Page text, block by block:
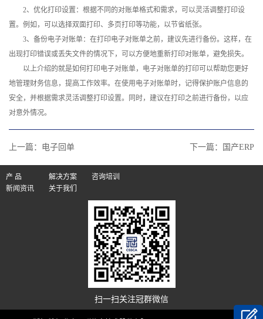
2、优化打印设置：根据不同的对账单格式和需求，可以灵活调整打印设
置。例如，可以选择双面打印、多页打印等功能，以节省纸张。
3、备份电子对账单：在打印电子对账单之前，建议先进行备份。这样，在
出现打印错误或丢失文件的情况下，可以方便地重新打印对账单，避免损失。
以上介绍的就是如何打印电子对账单，电子对账单的打印可以帮助您更好
地管理财务信息，提高工作效率。在使用电子对账单时，记得保护账户信息的
安全，并根据需求灵活调整打印设置。同时，建议在打印之前进行备份，以应
对意外情况。‍
上一篇： 电子回单 下一篇： 国产ERP
产 品 解决方案
咨询培训
新闻资讯
关于我们
扫一扫关注冠群微信